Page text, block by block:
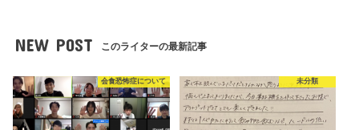
NEW POST このライターの最新記事
会食恐怖症について 未分類